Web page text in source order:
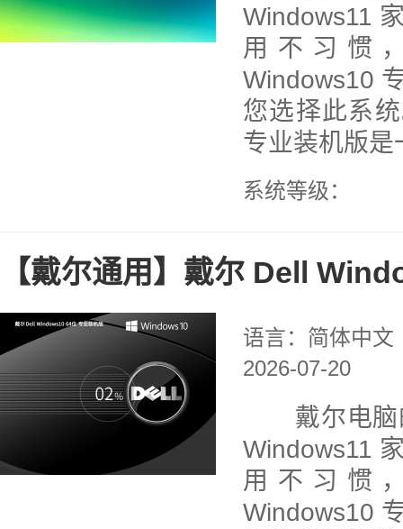
Windows11
用不习惯
Windows10
您选择此系
专业装机版是
系统等级：
【戴尔通用】戴尔 Dell
语言：简体中文
2026-07-20
戴尔电脑
Windows11
用不习惯
Windows10